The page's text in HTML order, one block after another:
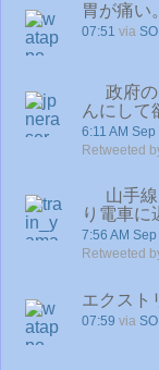
胃が痛い
07:51 via
政府
んにして
6:11 AM
Retweeted
山手
り電車に
7:56 AM
Retweeted
エクスト
07:59 via